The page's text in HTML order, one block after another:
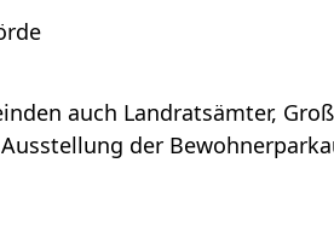
auch Landratsämter,
der